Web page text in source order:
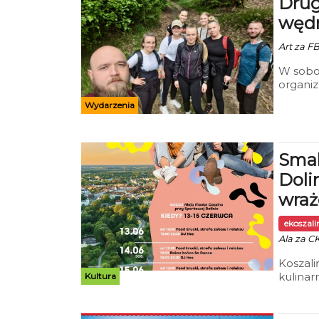
Wydarzenia
Art za
W
Kultura
Ala za